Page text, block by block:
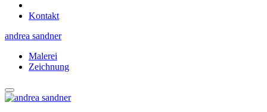
Kontakt
andrea sandner
Malerei
Zeichnung